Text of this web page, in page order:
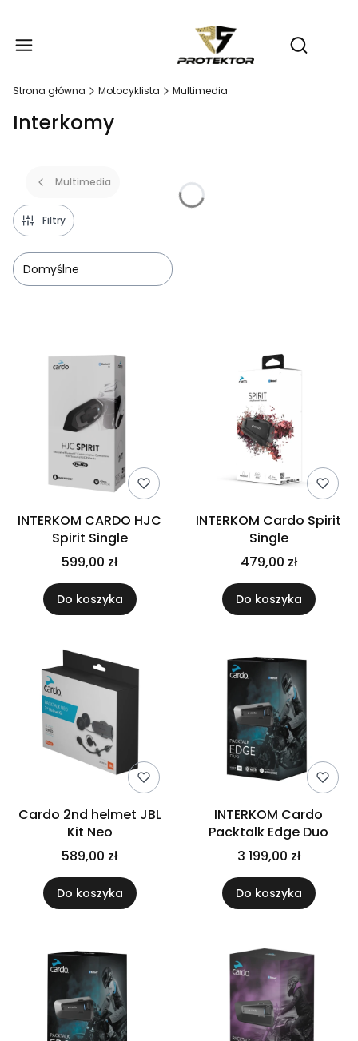
Otwórz
Strona główna Motocyklista Multimedia
Interkomy
Multimedia
Filtry
Domyślne
INTERKOM CARDO HJC
Spirit Single
599,00 zł
Do koszyka
INTERKOM Cardo Spirit
Single
479,00 zł
Do koszyka
Cardo 2nd helmet JBL
Kit Neo
589,00 zł
Do koszyka
INTERKOM Cardo
Packtalk Edge Duo
3 199,00 zł
Do koszyka